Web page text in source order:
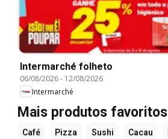
Intermarché folheto
06/08/2026- 12/08/2026
Intermarché
Mais produtos favoritos
Café Pizza Sushi Cacau